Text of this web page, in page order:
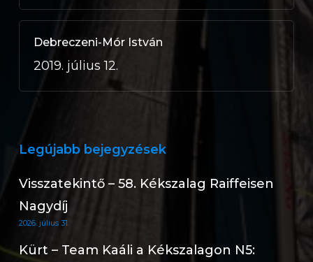
Debreczeni-Mór István
2019. július 12.
Legújabb bejegyzések
Visszatekintő – 58. Kékszalag Raiffeisen
Nagydíj
2026. július 31.
Kürt – Team Kaáli a Kékszalagon N5: